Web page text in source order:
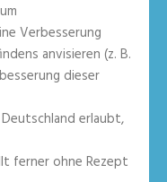
Verbesserung
anvisieren (z. B.
dieser
erlaubt,
ferner ohne Rezept